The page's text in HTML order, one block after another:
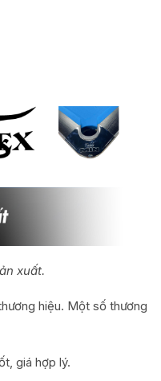
xuất.
hiệu. Một số thương
giá hợp lý.